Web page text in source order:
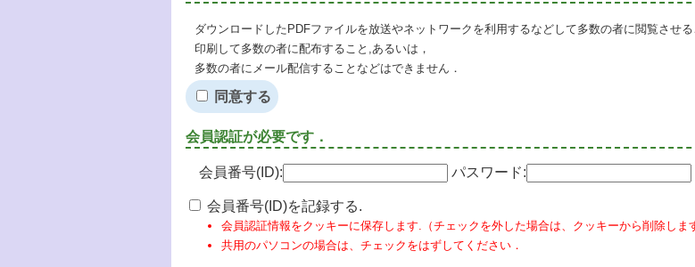
ダウンロードしたPDFファイルを放送やネットワークを利用するなどして多数の者に閲覧させ
印刷して多数の者に配布すること,あるいは，
多数の者にメール配信することなどはできません．
同意する
会員認証が必要です．
会員番号(ID): パスワード:
会員番号(ID)を記録する.
会員認証情報をクッキーに保存します.（チェックを外した場合は、クッキーから削除しま
共用のパソコンの場合は、チェックをはずしてください．